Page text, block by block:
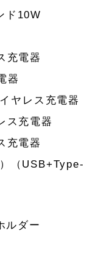
ド10W
充電器
器
ヤレス充電器
ス充電器
充電器
（USB+Type-
ルダー